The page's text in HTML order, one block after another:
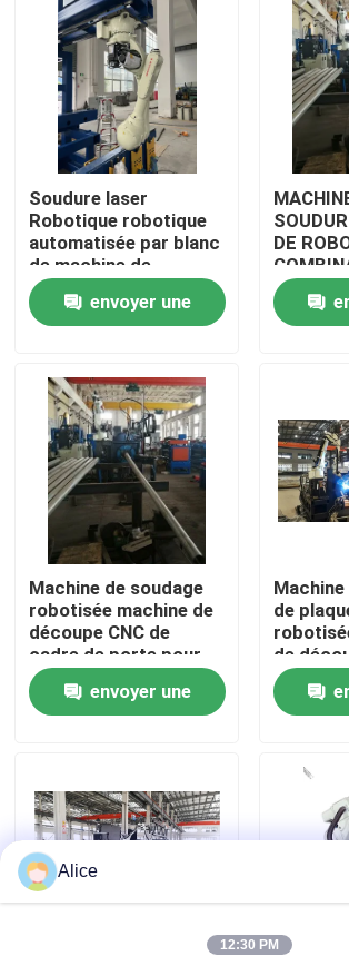
Accueil
Produits
À propos de nous
Visite de l'usine
Contrôle de qualité
Nous contacter
Cas
Demander un devis
frein de presse hydraulique de
Soudure laser
Robotique robotique
automatisée par blanc
de machine de
soudure
envoyer une
DE
COUPE
Machine de soudage
robotisée machine de
découpe CNC de
cadre de porte pour
poteau lumineux
envoyer une
de
de
de porte
Alice
12:30 PM